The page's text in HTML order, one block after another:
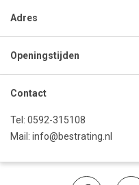
Adres
Openingstijden
Contact
Tel: 0592-315108
Mail: info@bestrating.nl